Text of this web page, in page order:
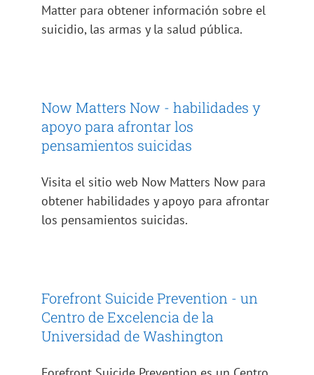
Matter para obtener información sobre el
suicidio, las armas y la salud pública.
Now Matters Now - habilidades y
apoyo para afrontar los
pensamientos suicidas
Visita el sitio web Now Matters Now para
obtener habilidades y apoyo para afrontar
los pensamientos suicidas.
Forefront Suicide Prevention - un
Centro de Excelencia de la
Universidad de Washington